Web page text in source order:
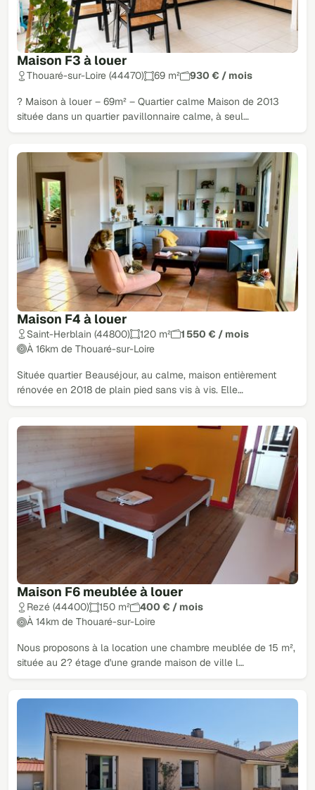
Maison F3 à louer
Thouaré-sur-Loire (44470) 69 m² 930 € / mois
? Maison à louer – 69m² – Quartier calme Maison de 2013
située dans un quartier pavillonnaire calme, à seul…
Maison F4 à louer
Saint-Herblain (44800) 120 m²
1 550 € / mois
À 16km de Thouaré-sur-Loire
Située quartier Beauséjour, au calme, maison entièrement
rénovée en 2018 de plain pied sans vis à vis. Elle…
Maison F6 meublée à louer
Rezé (44400) 150 m²
400 € / mois
À 14km de Thouaré-sur-Loire
Nous proposons à la location une chambre meublée de 15 m²,
située au 2? étage d'une grande maison de ville l…